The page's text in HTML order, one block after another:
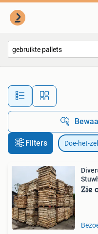
Alle
Filters Doe-het-
Diverse
Zie